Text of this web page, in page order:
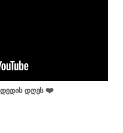
დედის დღეს ❤️